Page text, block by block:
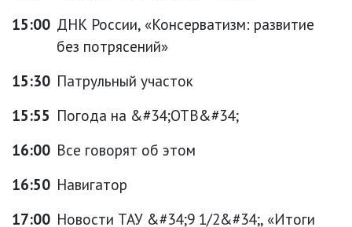
15:00 ДНК России, «Консерватизм: развитие
без потрясений»
15:30 Патрульный участок
15:55 Погода на &#34;ОТВ&#34;
16:00 Все говорят об этом
16:50 Навигатор
17:00 Новости ТАУ &#34;9 1/2&#34;, «Итоги